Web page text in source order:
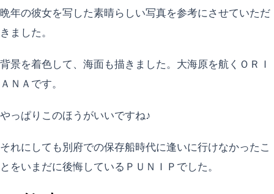
晩年の彼女を写した素晴らしい写真を参考にさせていただ
きました。
背景を着色して、海面も描きました。大海原を航くＯＲＩ
ＡＮＡです。
やっぱりこのほうがいいですね♪
それにしても別府での保存船時代に逢いに行けなかったこ
とをいまだに後悔しているＰＵＮＩＰでした。